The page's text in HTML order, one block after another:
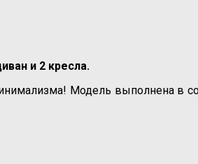
и 2 кресла.
Модель выполнена в